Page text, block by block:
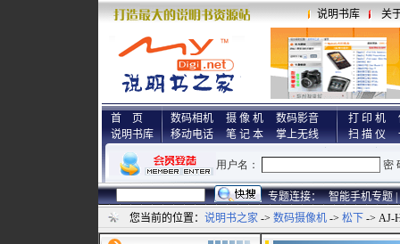
说明书库 关
首 页
说明书库
数码相机 摄 像 机
数码影音
移动电话
笔 记 本 掌上无线
打 印 机
扫 描 仪
专题连接： 智能手机专题 |
您当前的位置： 说明书之家 -> 数码摄像机 -> 松下 -> AJ-